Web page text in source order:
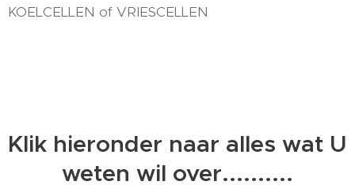
KOELCELLEN of VRIESCELLEN
Klik hieronder naar alles wat U
weten wil over..........